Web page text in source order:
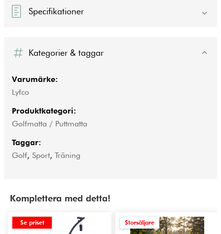
Specifikationer
Kategorier & taggar
Varumärke:
Lyfco
Produktkategori:
Golfmatta / Puttmatta
Taggar:
Golf, Sport, Träning
Komplettera med detta!
Se priset Storsäljare